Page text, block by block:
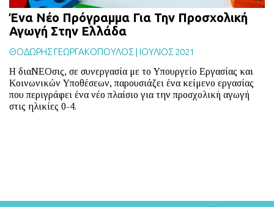
Ένα Νέο Πρόγραμμα Για Την Προσχολική
Αγωγή Στην Ελλάδα
ΘΟΔΩΡΗΣ ΓΕΩΡΓΑΚΟΠΟΥΛΟΣ | ΙΟΥΛΙΟΣ 2021
Η διαΝΕΟσις, σε συνεργασία με το Υπουργείο Εργασίας και
Κοινωνικών Υποθέσεων, παρουσιάζει ένα κείμενο εργασίας
που περιγράφει ένα νέο πλαίσιο για την προσχολική αγωγή
στις ηλικίες 0-4.